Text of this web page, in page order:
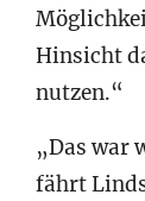
Hinsicht
nutzen.“
„Das war
fährt